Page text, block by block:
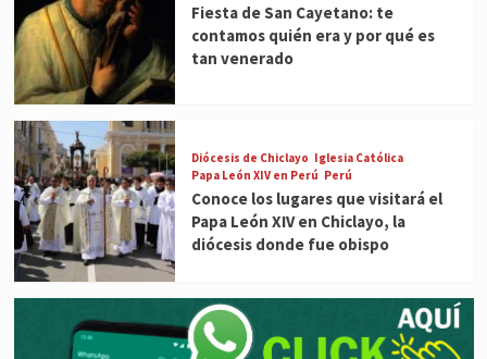
Fiesta de San Cayetano: te
contamos quién era y por qué es
tan venerado
Diócesis de Chiclayo Iglesia Católica
Papa León XIV en Perú Perú
Conoce los lugares que visitará el
Papa León XIV en Chiclayo, la
diócesis donde fue obispo